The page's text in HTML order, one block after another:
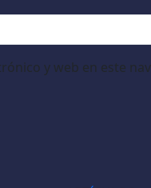
y web en este